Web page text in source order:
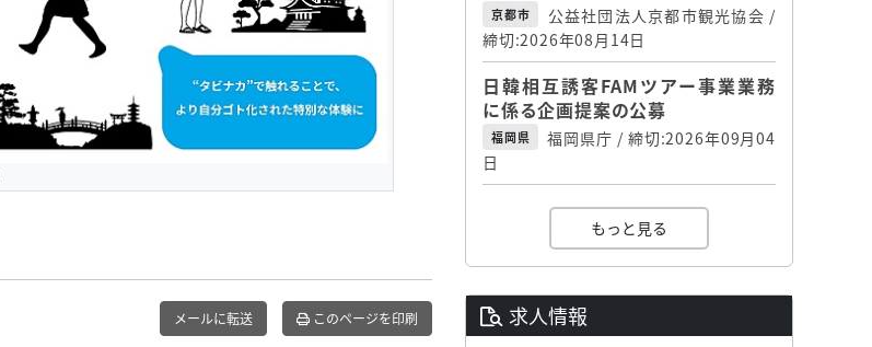
メールに転送 このページを印刷
京都市
公益社団法人京都市観光協会 /
締切:2026年08月14日
日韓相互誘客FAMツアー事業業務
に係る企画提案の公募
福岡県
福岡県庁 / 締切:2026年09月04
日
もっと見る
求人情報